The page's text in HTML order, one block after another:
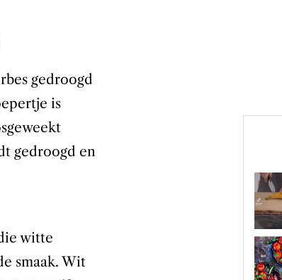
gedroogd
is
gedroogd en
witte
smaak. Wit